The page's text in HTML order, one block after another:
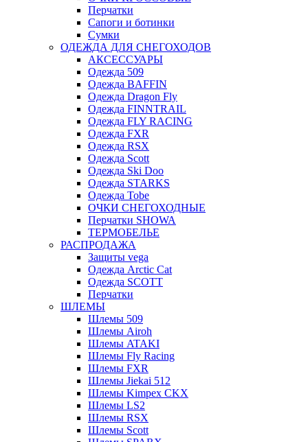
Перчатки
Сапоги и ботинки
Сумки
ОДЕЖДА ДЛЯ СНЕГОХОДОВ
АКСЕССУАРЫ
Одежда 509
Одежда BAFFIN
Одежда Dragon Fly
Одежда FINNTRAIL
Одежда FLY RACING
Одежда FXR
Одежда RSX
Одежда Scott
Одежда Ski Doo
Одежда STARKS
Одежда Tobe
ОЧКИ СНЕГОХОДНЫЕ
Перчатки SHOWA
ТЕРМОБЕЛЬЕ
РАСПРОДАЖА
Защиты vega
Одежда Arctic Cat
Одежда SCOTT
Перчатки
ШЛЕМЫ
Шлемы 509
Шлемы Airoh
Шлемы ATAKI
Шлемы Fly Racing
Шлемы FXR
Шлемы Jiekai 512
Шлемы Kimpex CKX
Шлемы LS2
Шлемы RSX
Шлемы Scott